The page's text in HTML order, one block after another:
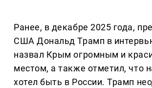
Ранее, в декабре 2025 года,
США Дональд Трамп в
назвал Крым огромным и
местом, а также отметил, что
хотел быть в России. Трамп